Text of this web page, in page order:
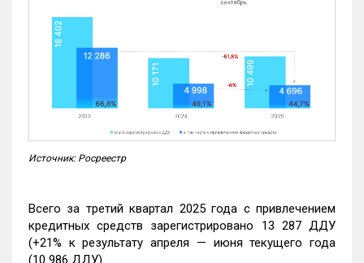
Источник: Росреестр
Всего за третий квартал 2025 года с привлечением
кредитных средств зарегистрировано 13 287 ДДУ
(+21% к результату апреля — июня текущего года
(10 986 ДДУ).